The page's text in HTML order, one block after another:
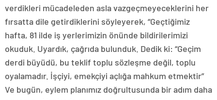
verdikleri mücadeleden asla vazgeçmeyeceklerini her
fırsatta dile getirdiklerini söyleyerek, “Geçtiğimiz
hafta, 81 ilde iş yerlerimizin önünde bildirilerimizi
okuduk. Uyardık, çağrıda bulunduk. Dedik ki: “Geçim
derdi büyüdü, bu teklif toplu sözleşme değil, toplu
oyalamadır. İşçiyi, emekçiyi açlığa mahkum etmektir”
Ve bugün, eylem planımız doğrultusunda bir adım daha